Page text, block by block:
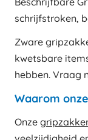
schrijfstroken,
Zware
kwetsbare
hebben. Vraag
Waarom
Onze